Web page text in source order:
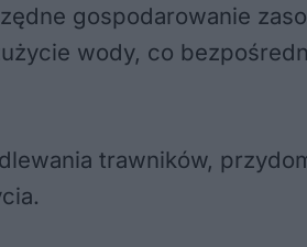
gospodarowanie
wody, co
trawników,